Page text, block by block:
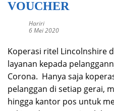
VOUCHER
Hariri
6 Mei 2020
Koperasi ritel Lincolnshire
layanan kepada
Corona. Hanya saja
pelanggan di setiap gerai,
hingga kantor pos untuk